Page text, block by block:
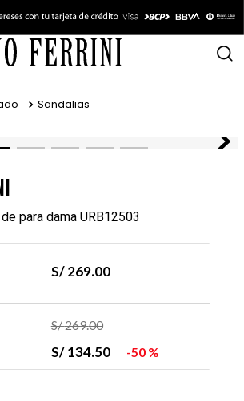
Sandalias
para dama URB12503
S/ 269.00
S/269.00
S/ 134.50 50 %